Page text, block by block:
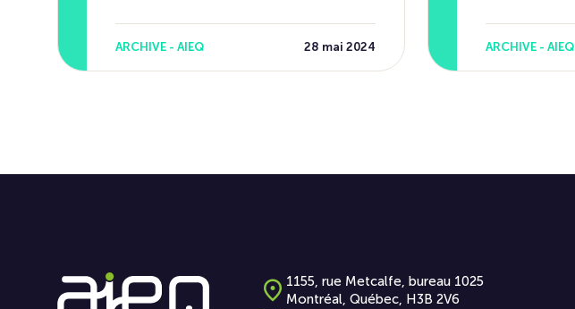
ARCHIVE - AIEQ 28 mai 2024 ARCHIVE - AIEQ
1155, rue Metcalfe, bureau 1025
Montréal, Québec, H3B 2V6